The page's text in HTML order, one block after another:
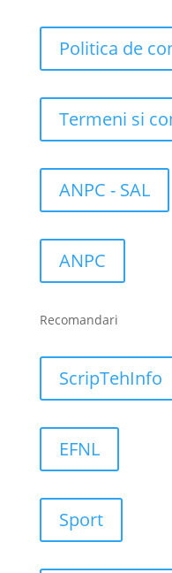
Politica de
Termeni si
ANPC - SAL
ANPC
Recomandari
ScripTehInfo
EFNL
Sport